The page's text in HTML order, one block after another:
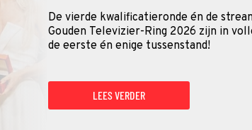
De vierde kwalificatieronde én de
Gouden Televizier-Ring 2026 zijn in
de eerste én enige tussenstand!
LEES VERDER